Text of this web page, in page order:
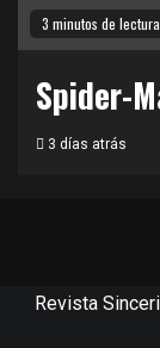
3 minutos de lectura
Spider-
3 días atrás
Revista